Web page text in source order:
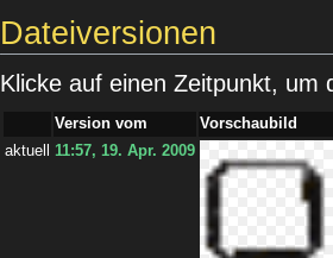
Dateiversionen
Klicke auf einen Zeitpunkt, um
Version vom
Vorschaubild
aktuell
11:57, 19. Apr. 2009